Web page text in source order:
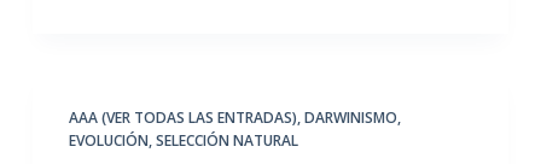
AAA (VER TODAS LAS ENTRADAS),DARWINISMO,
EVOLUCIÓN,SELECCIÓN NATURAL